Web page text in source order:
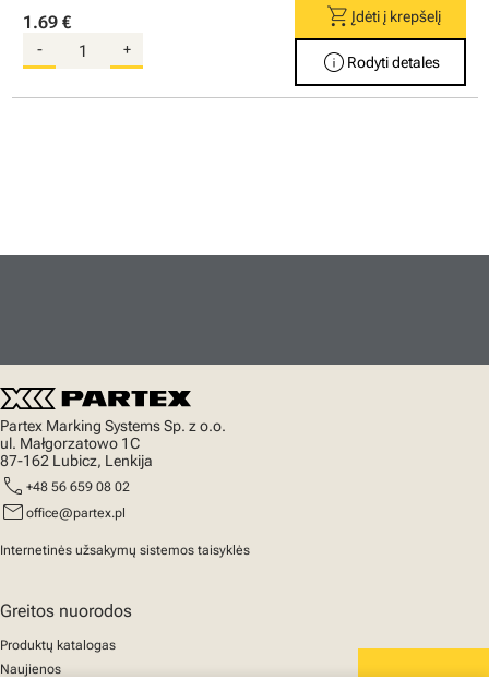
1.69 €
- +
shopping_cartĮdėti į krepšelį
info Rodyti detales
Partex Marking Systems Sp. z o.o.
ul. Małgorzatowo 1C
87-162 Lubicz, Lenkija
call +48 56 659 08 02
mail office@partex.pl
Internetinės užsakymų sistemos taisyklės
Greitos nuorodos
Produktų katalogas
Naujienos